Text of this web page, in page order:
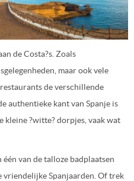
de Costa?s. Zoals
maar ook vele
de verschillende
authentieke kant van Spanje is
kleine ?witte? dorpjes, vaak wat
van de talloze badplaatsen
vriendelijke Spanjaarden. Of trek